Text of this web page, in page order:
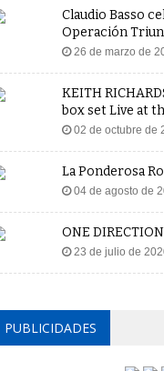
Claudio Basso
Operación
26 de marzo de
KEITH
box set Live at
02 de octubre de
La Ponderosa
04 de agosto de
ONE
23 de julio de
PUBLICIDADES